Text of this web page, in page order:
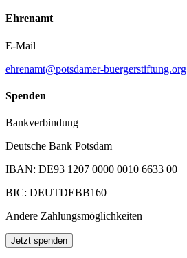
Ehrenamt
E-Mail
ehrenamt@potsdamer-buergerstiftung.org
Spenden
Bankverbindung
Deutsche Bank Potsdam
IBAN: DE93 1207 0000 0010 6633 00
BIC: DEUTDEBB160
Andere Zahlungsmöglichkeiten
Jetzt spenden